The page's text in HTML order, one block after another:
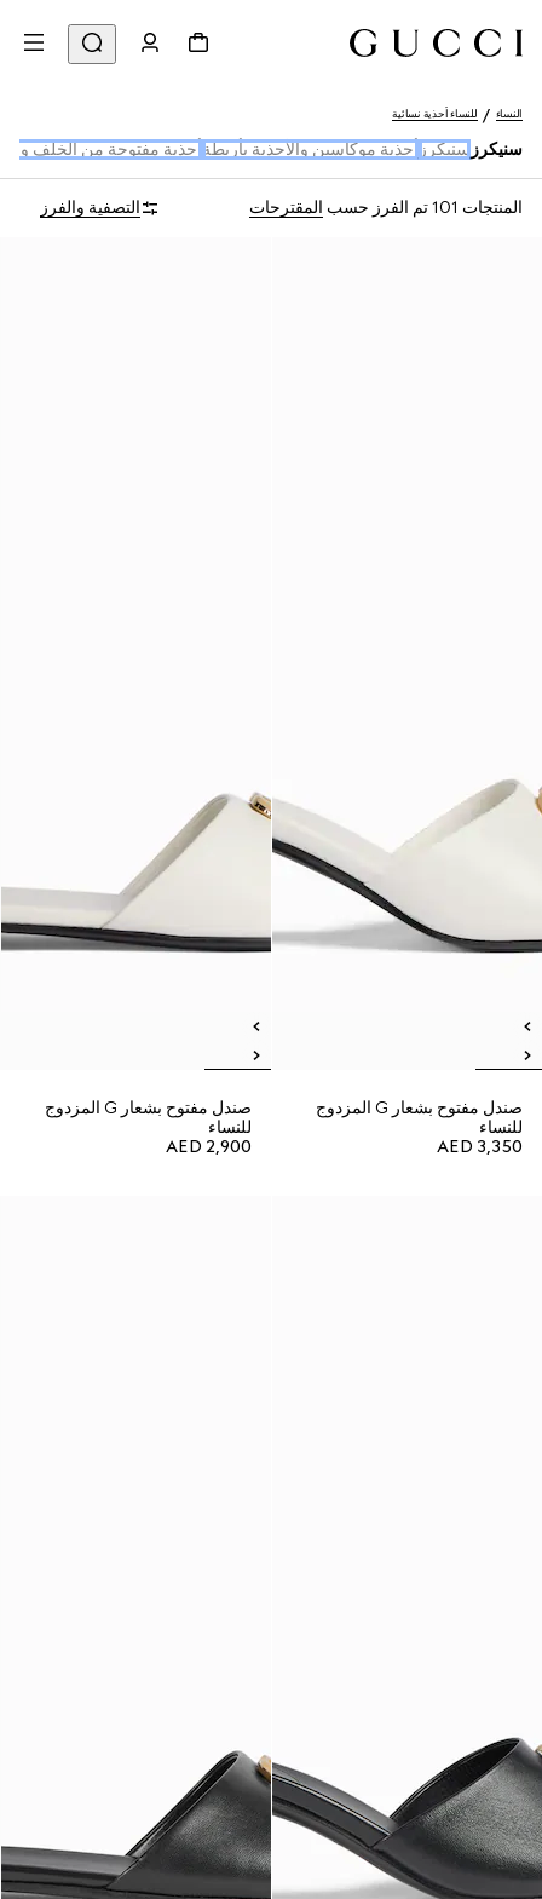
النساء للنساء أحذية نسائية
سنيكرز سنيكرز أحذية موكاسين والأحذية بأربطة أحذية مفتوحة من الخلف
المنتجات 101 تم الفرز حسب المقترحات التصفية والفرز
صندل مفتوح بشعار G المزدوج
للنساء
AED 3,350
صندل مفتوح بشعار G المزدوج
للنساء
AED 2,900